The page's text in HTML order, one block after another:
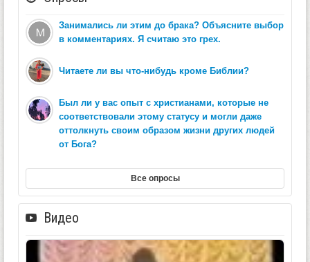
Занимались ли этим до брака? Объясните выбор
в комментариях. Я считаю это грех.
Читаете ли вы что-нибудь кроме Библии?
Был ли у вас опыт с христианами, которые не
соответствовали этому статусу и могли даже
оттолкнуть своим образом жизни других людей
от Бога?
Все опросы
Видео